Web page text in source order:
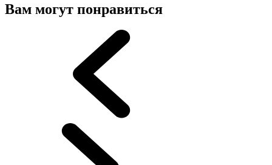
Вам могут понравиться